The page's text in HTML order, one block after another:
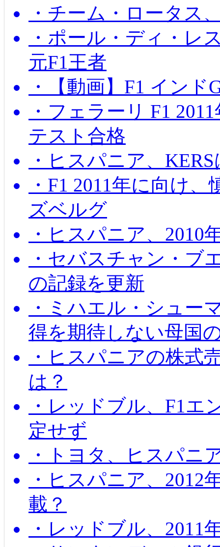
・チーム・ロータス
・ポール・ディ・レ
元F1王者
・【動画】F1 イン
・フェラーリ F1
テスト合格
・ヒスパニア、
・F1 2011年に向け
ズベルグ
・ヒスパニア、2010
・セバスチャン・ブ
の記録を更新
・ミハエル・シュー
得を期待しない母国
・ヒスパニアの株式
は？
・レッドブル、F1エ
定せず
・トヨタ、ヒスパニ
・ヒスパニア、2012
載？
・レッドブル、2011